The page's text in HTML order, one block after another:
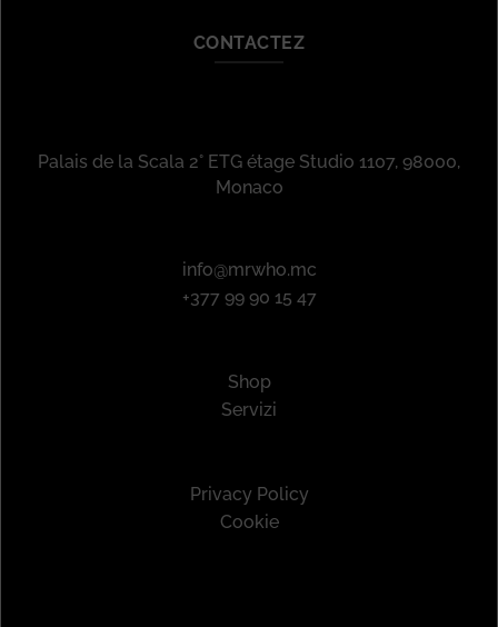
CONTACTEZ
Palais de la Scala 2° ETG étage Studio 1107, 98000,
Monaco
info@mrwho.mc
+377 99 90 15 47
Shop
Servizi
Privacy Policy
Cookie